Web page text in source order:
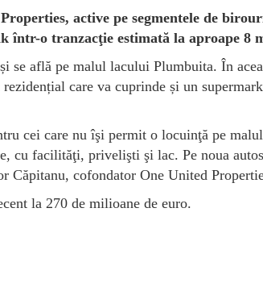
active pe segmentele de
într-o tranzacţie estimată la aproape 8
se află pe malul lacului Plumbuita. În
care va cuprinde și un
cei care nu îşi permit o locuinţă pe
cu facilităţi, privelişti şi lac. Pe noua
Căpitanu, cofondator One United
la 270 de milioane de euro.